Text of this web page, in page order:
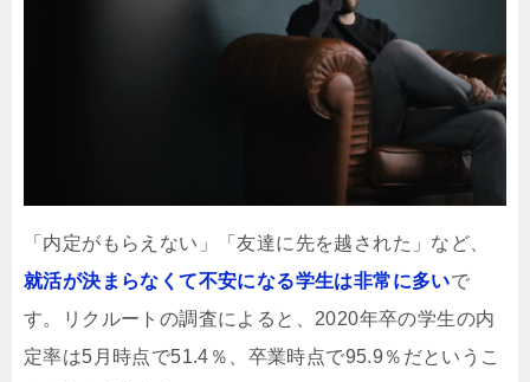
「内定がもらえない」「友達に先を越された」など、
就活が決まらなくて不安になる学生は非常に多いで
す。リクルートの調査によると、2020年卒の学生の内
定率は5月時点で51.4％、卒業時点で95.9％だというこ